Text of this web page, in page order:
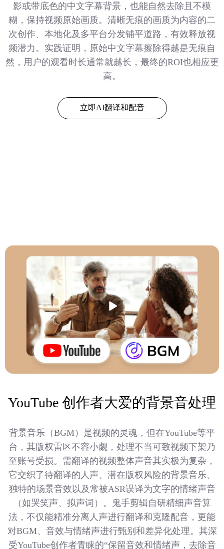
影或带底色的中文字幕背景，也能自然去除且不模
糊，保持视频原始画质。清晰无痕的画质为内容的二
次创作、本地化及多平台分发铺平道路，有效释放视
频潜力。实践证明，原始中文字幕擦除得越是无痕自
然，用户的观看时长通常就越长，最终的ROI也相应更
高。
立即AI翻译和配音
YouTube 创作者大爱的背景音处理
背景音乐（BGM）是视频的灵魂，但在YouTube等平
台，其版权雷区不容小觑，处理不当可致视频下架乃
至账号受损。需翻译的视频整体声音其实极为复杂，
它交织了待翻译的人声、潜在版权风险的背景音乐、
独特的场景音效以及常被ASR误译为文字的情绪声音
（如哭笑声、拟声词）。鬼手剪辑自研精细声音算
法，不仅能精准分离人声进行翻译和克隆配音，更能
对BGM、音效与情绪声进行甄别和差异化处理。其深
受YouTube创作者青睐的“保留音效和情绪声，去除音